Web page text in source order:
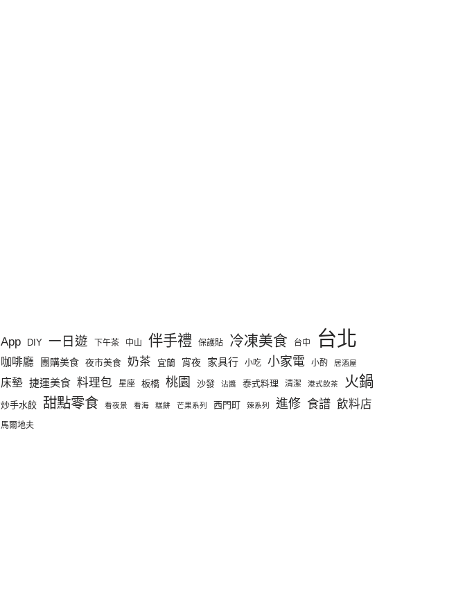
App DIY 一日遊 下午茶 中山 伴手禮 保護貼 冷凍美食 台中 台北
咖啡廳 團購美食 夜市美食 奶茶 宜蘭 宵夜 家具行 小吃 小家電 小酌 居酒屋
床墊 捷運美食 料理包 星座 板橋 桃園 沙發 沾醬 泰式料理 清潔 港式飲茶 火鍋
炒手水餃 甜點零食 看夜景 看海 糕餅 芒果系列 西門町 辣系列 進修 食譜 飲料店
馬爾地夫